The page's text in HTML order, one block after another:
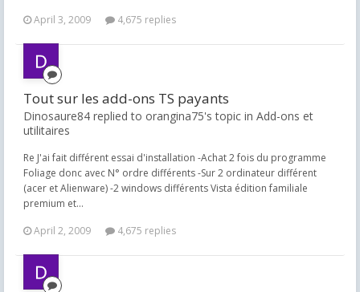
April 3, 2009
4,675 replies
Tout sur les add-ons TS payants
Dinosaure84 replied to orangina75's topic in Add-ons et
utilitaires
Re J'ai fait différent essai d'installation -Achat 2 fois du programme
Foliage donc avec N° ordre différents -Sur 2 ordinateur différent
(acer et Alienware) -2 windows différents Vista édition familiale
premium et...
April 2, 2009
4,675 replies